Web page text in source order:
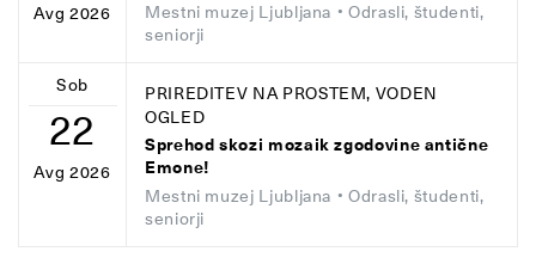
Avg 2026 Mestni muzej Ljubljana • Odrasli, študenti,
seniorji
Sob
22
Avg 2026
PRIREDITEV NA PROSTEM, VODEN
OGLED
Sprehod skozi mozaik zgodovine antične
Emone!
Mestni muzej Ljubljana • Odrasli, študenti,
seniorji